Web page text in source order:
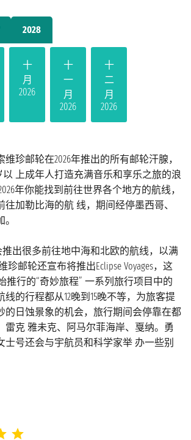
2028
十
月
2026
十
一
月
2026
十
二
月
2026
珍邮轮在2026年推出的所有邮轮汗腺，
以 上成年人打造充满音乐和享乐之旅的浪
年你能找到前往世界各个地方的航线，
往加勒比海的航 线，期间经停墨西哥、
推出很多前往地中海和北欧的航线，以满
珍邮轮还宣布将推出Eclipse Voyages，这
推行的“奇妙旅程” 一系列旅行项目中的
的行程都从12晚到15晚不等，为旅客提
的日蚀景象的机会，旅行期间会停靠在都
雷克 雅未克、阿马尔菲海岸、戛纳。勇
士号还会与宇航员和科学家举 办一些别